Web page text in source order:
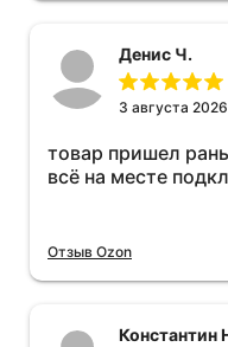
Денис Ч.
3 августа 2026
товар пришел
всё на месте
Отзыв Ozon
Константин